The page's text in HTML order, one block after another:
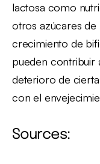
lactosa como
otros azúcares
crecimiento de
pueden contribuir
deterioro de
con el
Sources: